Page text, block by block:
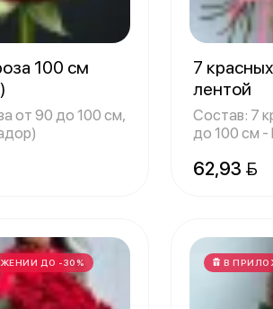
100 см
от 90 до 100 см,
7
лентой
Состав: 7
до 100 см -
62,93 
ДО -30% В